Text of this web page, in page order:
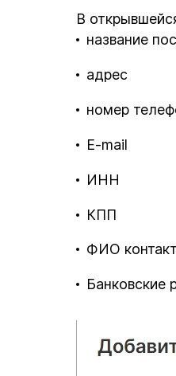
В
название
адрес
номер
E-mail
ИНН
КПП
ФИО
Банковские